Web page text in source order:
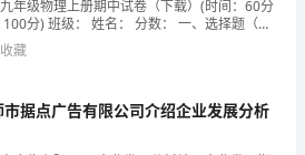
年级物理上册期中试卷（下载）(时间：60分
分) 班级： 姓名： 分数： 一、选择题（每
30分）
收藏
市据点广告有限公司介绍企业发展分析